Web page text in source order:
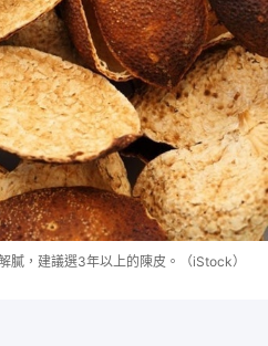
膩，建議選3年以上的陳皮。（iStock）